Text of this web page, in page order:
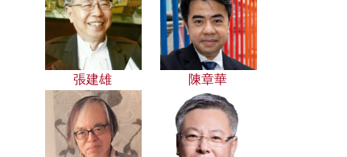
張建雄 陳章華